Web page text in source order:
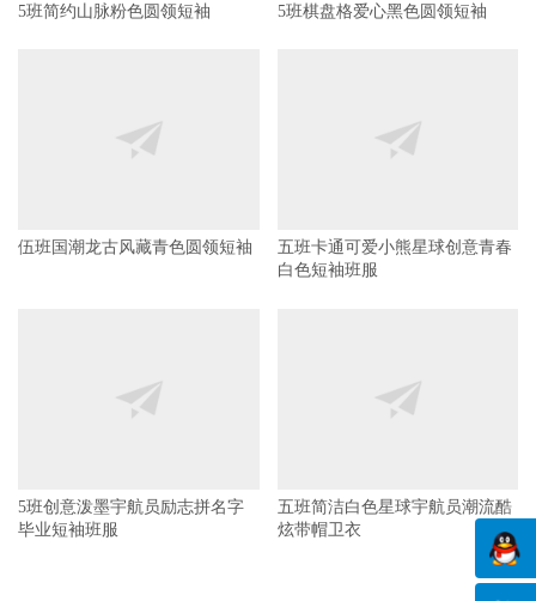
5班简约山脉粉色圆领短袖 5班棋盘格爱心黑色圆领短袖
伍班国潮龙古风藏青色圆领短袖
五班卡通可爱小熊星球创意青春
白色短袖班服
5班创意泼墨宇航员励志拼名字
毕业短袖班服
五班简洁白色星球宇航员潮流酷
炫带帽卫衣